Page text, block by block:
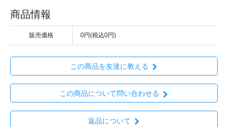
商品情報
販売価格 0円(税込0円)
この商品を友達に教える
この商品について問い合わせる
返品について